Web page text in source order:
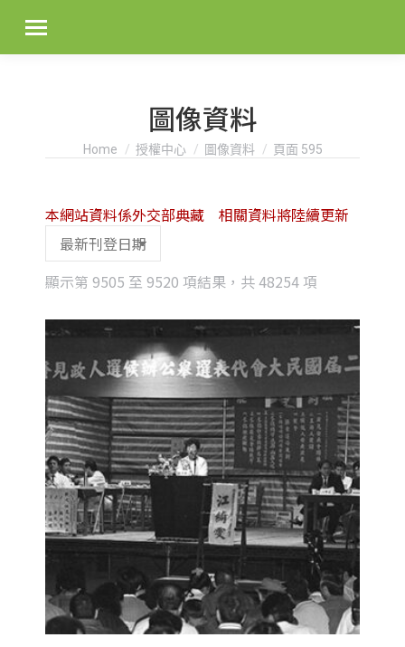
圖像資料
You are here:
Home 授權中心 圖像資料 頁面 595
顯示第 9505 至 9520 項結果，共 48254 項
latest
本網站資料係外交部典藏 相關資料將陸續更新